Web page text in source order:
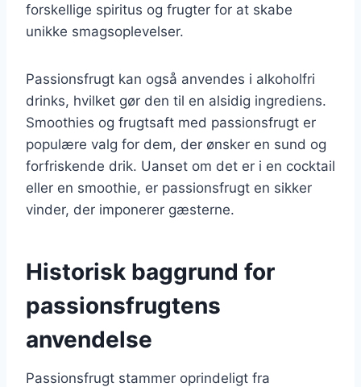
forskellige spiritus og frugter for at skabe
unikke smagsoplevelser.
Passionsfrugt kan også anvendes i alkoholfri
drinks, hvilket gør den til en alsidig ingrediens.
Smoothies og frugtsaft med passionsfrugt er
populære valg for dem, der ønsker en sund og
forfriskende drik. Uanset om det er i en cocktail
eller en smoothie, er passionsfrugt en sikker
vinder, der imponerer gæsterne.
Historisk baggrund for
passionsfrugtens
anvendelse
Passionsfrugt stammer oprindeligt fra